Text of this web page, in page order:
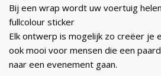
Bij een wrap wordt uw voertuig
fullcolour sticker
Elk ontwerp is mogelijk zo creëer je
ook mooi voor mensen die een
naar een evenement gaan.